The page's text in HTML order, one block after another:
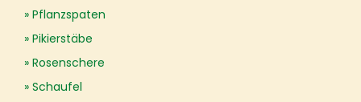
Pflanzspaten
Pikierstäbe
Rosenschere
Schaufel